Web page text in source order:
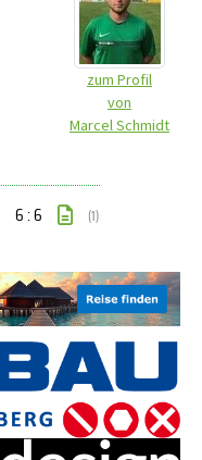
zum Profil
von
Marcel Schmidt
6 : 6 (1)